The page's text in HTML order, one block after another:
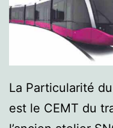
La Particularité
est le CEMT du